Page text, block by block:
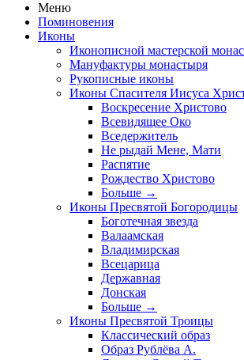
Меню
Поминовения
Иконы
Иконописной мастерской
Мануфактуры монастыря
Рукописные иконы
Иконы Спасителя Иисуса
Воскресение Христово
Всевидящее Око
Вседержитель
Не рыдай Мене, Мати
Распятие
Рождество Христово
Больше →
Иконы Пресвятой Богородицы
Боготечная звезда
Валаамская
Владимирская
Всецарица
Державная
Донская
Больше →
Иконы Пресвятой Троицы
Классический образ
Образ Рублёва А.